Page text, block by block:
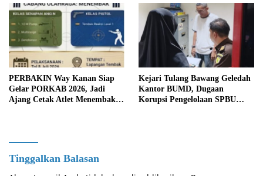
PERBAKIN Way Kanan Siap
Gelar PORKAB 2026, Jadi
Ajang Cetak Atlet Menembak
Kejari Tulang Bawang Geledah
Kantor BUMD, Dugaan
Korupsi Pengelolaan SPBU
Tinggalkan Balasan